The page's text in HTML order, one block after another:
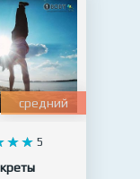
средний
5